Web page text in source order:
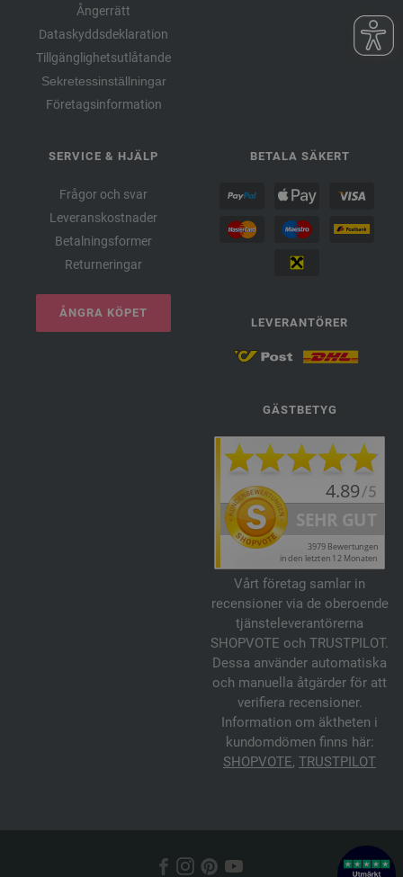
Ångerrätt
Dataskyddsdeklaration
Tillgänglighetsutlåtande
Sekretessinställningar
Företagsinformation
SERVICE & HJÄLP
Frågor och svar
Leveranskostnader
Betalningsformer
Returneringar
ÅNGRA KÖPET
BETALA SÄKERT
LEVERANTÖRER
GÄSTBETYG
Vårt företag samlar in
recensioner via de oberoende
tjänsteleverantörerna
SHOPVOTE och TRUSTPILOT.
Dessa använder automatiska
och manuella åtgärder för att
verifiera recensioner.
Information om äktheten i
kundomdömen finns här:
SHOPVOTE, TRUSTPILOT